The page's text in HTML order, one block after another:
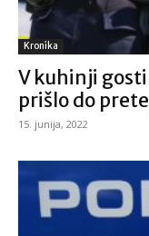
Kronika
V kuhinji
prišlo do
15. junija, 2022